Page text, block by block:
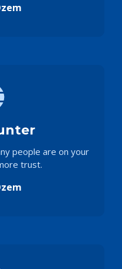
people are on your
trust.